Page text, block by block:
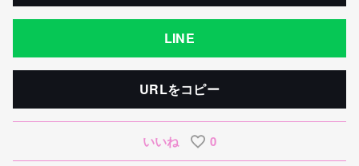
LINE
URLをコピー
いいね 0